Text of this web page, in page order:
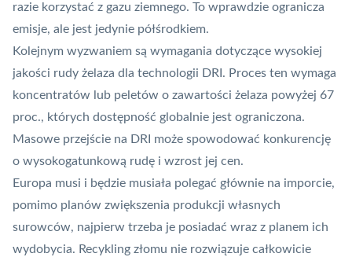
razie korzystać z gazu ziemnego. To wprawdzie ogranicza
emisje, ale jest jedynie półśrodkiem.
Kolejnym wyzwaniem są wymagania dotyczące wysokiej
jakości rudy żelaza dla technologii DRI. Proces ten wymaga
koncentratów lub peletów o zawartości żelaza powyżej 67
proc., których dostępność globalnie jest ograniczona.
Masowe przejście na DRI może spowodować konkurencję
o wysokogatunkową rudę i wzrost jej cen.
Europa musi i będzie musiała polegać głównie na imporcie,
pomimo planów zwiększenia produkcji własnych
surowców, najpierw trzeba je posiadać wraz z planem ich
wydobycia. Recykling złomu nie rozwiązuje całkowicie